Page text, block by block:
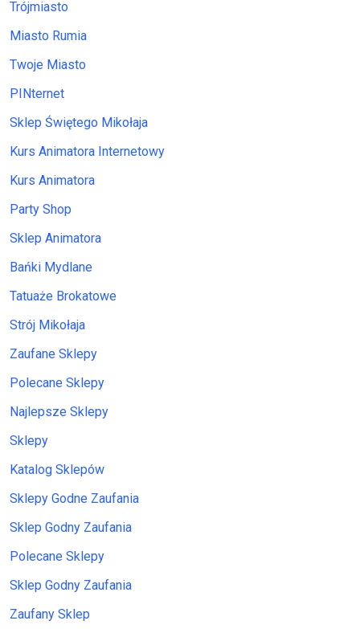
Trójmiasto
Miasto Rumia
Twoje Miasto
PINternet
Sklep Świętego Mikołaja
Kurs Animatora Internetowy
Kurs Animatora
Party Shop
Sklep Animatora
Bańki Mydlane
Tatuaże Brokatowe
Strój Mikołaja
Zaufane Sklepy
Polecane Sklepy
Najlepsze Sklepy
Sklepy
Katalog Sklepów
Sklepy Godne Zaufania
Sklep Godny Zaufania
Polecane Sklepy
Sklep Godny Zaufania
Zaufany Sklep